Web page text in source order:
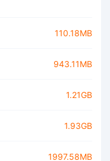
110.18MB
943.11MB
1.21GB
1.93GB
1997.58MB